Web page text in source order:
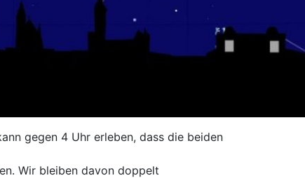
gegen 4 Uhr erleben, dass die beiden
Wir bleiben davon doppelt